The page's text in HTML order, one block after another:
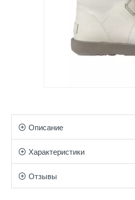
Описание
Характеристики
Отзывы